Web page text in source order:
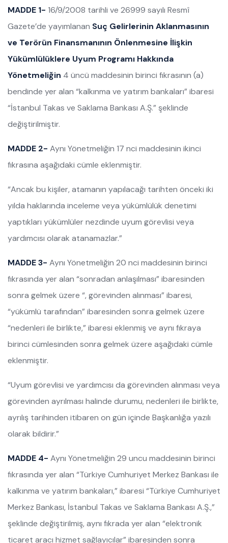
MADDE 1- 16/9/2008 tarihli ve 26999 sayılı Resmî
Gazete’de yayımlanan Suç Gelirlerinin Aklanmasının
ve Terörün Finansmanının Önlenmesine İlişkin
Yükümlülüklere Uyum Programı Hakkında
Yönetmeliğin 4 üncü maddesinin birinci fıkrasının (a)
bendinde yer alan “kalkınma ve yatırım bankaları” ibaresi
“İstanbul Takas ve Saklama Bankası A.Ş.” şeklinde
değiştirilmiştir.
MADDE 2- Aynı Yönetmeliğin 17 nci maddesinin ikinci
fıkrasına aşağıdaki cümle eklenmiştir.
“Ancak bu kişiler, atamanın yapılacağı tarihten önceki iki
yılda haklarında inceleme veya yükümlülük denetimi
yaptıkları yükümlüler nezdinde uyum görevlisi veya
yardımcısı olarak atanamazlar.”
MADDE 3- Aynı Yönetmeliğin 20 nci maddesinin birinci
fıkrasında yer alan “sonradan anlaşılması” ibaresinden
sonra gelmek üzere “, görevinden alınması” ibaresi,
“yükümlü tarafından” ibaresinden sonra gelmek üzere
“nedenleri ile birlikte,” ibaresi eklenmiş ve aynı fıkraya
birinci cümlesinden sonra gelmek üzere aşağıdaki cümle
eklenmiştir.
“Uyum görevlisi ve yardımcısı da görevinden alınması veya
görevinden ayrılması halinde durumu, nedenleri ile birlikte,
ayrılış tarihinden itibaren on gün içinde Başkanlığa yazılı
olarak bildirir.”
MADDE 4- Aynı Yönetmeliğin 29 uncu maddesinin birinci
fıkrasında yer alan “Türkiye Cumhuriyet Merkez Bankası ile
kalkınma ve yatırım bankaları,” ibaresi “Türkiye Cumhuriyet
Merkez Bankası, İstanbul Takas ve Saklama Bankası A.Ş.,”
şeklinde değiştirilmiş, aynı fıkrada yer alan “elektronik
ticaret aracı hizmet sağlayıcılar” ibaresinden sonra